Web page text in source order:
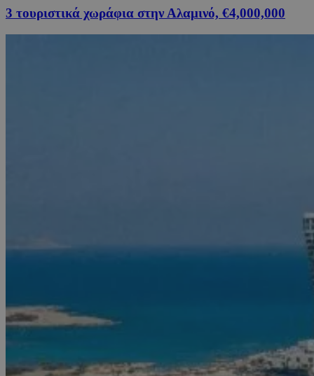
3 τουριστικά χωράφια στην Αλαμινό, €4,000,000